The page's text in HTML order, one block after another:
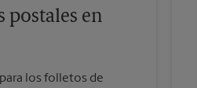
postales en
los folletos de